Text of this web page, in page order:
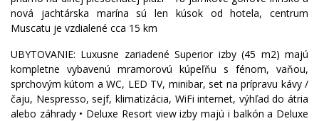
nová jachtárska marína sú len kúsok od hotela, centrum
Muscatu je vzdialené cca 15 km
UBYTOVANIE: Luxusne zariadené Superior izby (45 m2) majú
kompletne vybavenú mramorovú kúpeľňu s fénom, vaňou,
sprchovým kútom a WC, LED TV, minibar, set na prípravu kávy /
čaju, Nespresso, sejf, klimatizácia, WiFi internet, výhľad do átria
alebo záhrady • Deluxe Resort view izby majú i balkón a Deluxe